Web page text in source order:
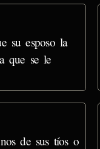
su esposo la
que se le
de sus tíos o